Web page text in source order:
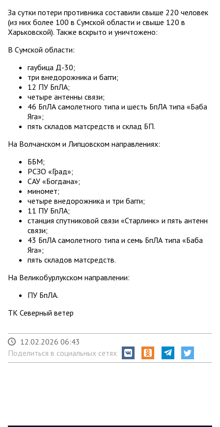
За сутки потери противника составили свыше 220 человек
(из них более 100 в Сумской области и свыше 120 в
Харьковской). Также вскрыто и уничтожено:
В Сумской области:
гаубица Д-30;
три внедорожника и багги;
12 ПУ БпЛА;
четыре антенны связи;
46 БпЛА самолетного типа и шесть БпЛА типа «Баба
Яга»;
пять складов матсредств и склад БП.
На Волчанском и Липцовском направлениях:
ББМ;
РСЗО «Град»;
САУ «Богдана»;
миномет;
четыре внедорожника и три багги;
11 ПУ БпЛА;
станция спутниковой связи «Старлинк» и пять антенн
связи;
43 БпЛА самолетного типа и семь БпЛА типа «Баба
Яга»;
пять складов матсредств.
На Великобурлукском направлении:
ПУ БпЛА.
ТК Северный ветер
12.02.2026 06:43
Поделиться в социальных сетях